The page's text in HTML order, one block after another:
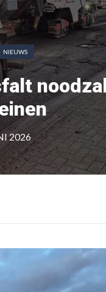
NIEUWS
2026